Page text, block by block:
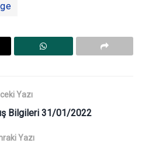
Yazı
Bilgileri 31/01/2022
Yazı